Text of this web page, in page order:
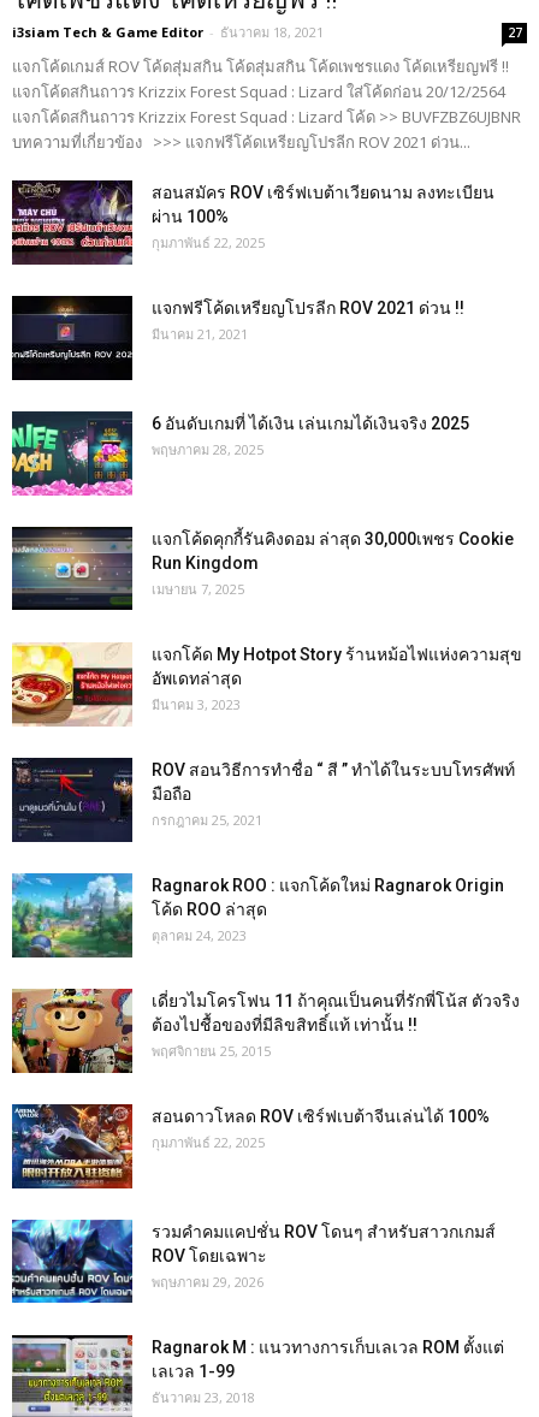
i3siam Tech & Game Editor - ธันวาคม 18, 2021 27
แจกโค้ดเกมส์ ROV โค้ดสุ่มสกิน โค้ดสุ่มสกิน โค้ดเพชรแดง โค้ดเหรียญฟรี !!
แจกโค้ดสกินถาวร Krizzix Forest Squad : Lizard ใส่โค้ดก่อน 20/12/2564
แจกโค้ดสกินถาวร Krizzix Forest Squad : Lizard โค้ด >> BUVFZBZ6UJBNR
บทความที่เกี่ยวข้อง >>> แจกฟรีโค้ดเหรียญโปรลีก ROV 2021 ด่วน...
สอนสมัคร ROV เซิร์ฟเบต้าเวียดนาม ลงทะเบียน
ผ่าน 100%
กุมภาพันธ์ 22, 2025
แจกฟรีโค้ดเหรียญโปรลีก ROV 2021 ด่วน !!
มีนาคม 21, 2021
6 อันดับเกมที่ ได้เงิน เล่นเกมได้เงินจริง 2025
พฤษภาคม 28, 2025
แจกโค้ดคุกกี้รันคิงดอม ล่าสุด 30,000เพชร Cookie
Run Kingdom
เมษายน 7, 2025
แจกโค้ด My Hotpot Story ร้านหม้อไฟแห่งความสุข
อัพเดทล่าสุด
มีนาคม 3, 2023
ROV สอนวิธีการทำชื่อ “ สี ” ทำได้ในระบบโทรศัพท์
มือถือ
กรกฎาคม 25, 2021
Ragnarok ROO : แจกโค้ดใหม่ Ragnarok Origin
โค้ด ROO ล่าสุด
ตุลาคม 24, 2023
เดี่ยวไมโครโฟน 11 ถ้าคุณเป็นคนที่รักพี่โน้ส ตัวจริง
ต้องไปชื้อของที่มีลิขสิทธิ์แท้ เท่านั้น !!
พฤศจิกายน 25, 2015
สอนดาวโหลด ROV เซิร์ฟเบต้าจีนเล่นได้ 100%
กุมภาพันธ์ 22, 2025
รวมคำคมแคปชั่น ROV โดนๆ สำหรับสาวกเกมส์
ROV โดยเฉพาะ
พฤษภาคม 29, 2026
Ragnarok M : แนวทางการเก็บเลเวล ROM ตั้งแต่
เลเวล 1-99
ธันวาคม 23, 2018